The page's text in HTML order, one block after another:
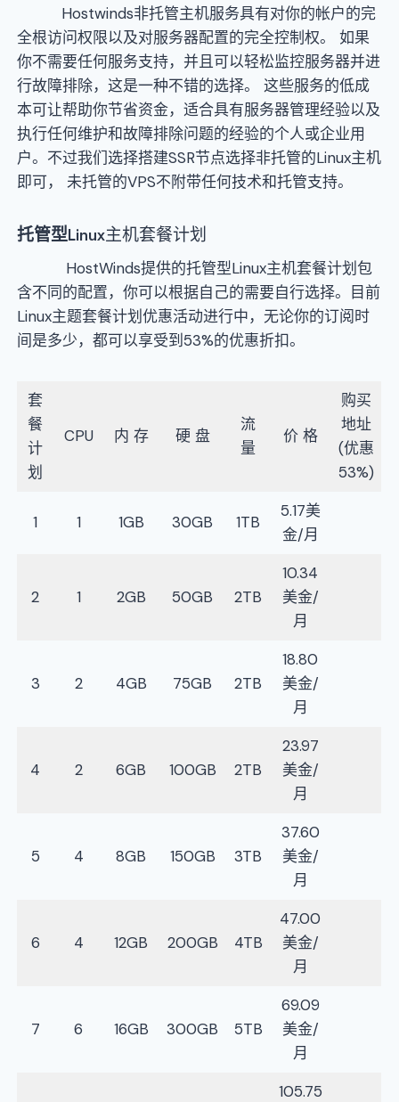
Hostwinds非托管主机服务具有对你的帐户的完
全根访问权限以及对服务器配置的完全控制权。 如果
你不需要任何服务支持，并且可以轻松监控服务器并进
行故障排除，这是一种不错的选择。 这些服务的低成
本可让帮助你节省资金，适合具有服务器管理经验以及
执行任何维护和故障排除问题的经验的个人或企业用
户。不过我们选择搭建SSR节点选择非托管的Linux主机
即可， 未托管的VPS不附带任何技术和托管支持。
托管型Linux主机套餐计划
HostWinds提供的托管型Linux主机套餐计划包
含不同的配置，你可以根据自己的需要自行选择。目前
Linux主题套餐计划优惠活动进行中，无论你的订阅时
间是多少，都可以享受到53%的优惠折扣。
套
餐
计
划
CPU 内 存 硬 盘
流
量
价 格
购买
地址
(优惠
53%)
1 1 1GB 30GB 1TB
5.17美
金/月
2 1 2GB 50GB 2TB
10.34
美金/
月
3 2 4GB 75GB 2TB
18.80
美金/
月
4 2 6GB 100GB 2TB
23.97
美金/
月
5 4 8GB 150GB 3TB
37.60
美金/
月
6 4 12GB 200GB 4TB
47.00
美金/
月
7 6 16GB 300GB 5TB
69.09
美金/
月
105.75